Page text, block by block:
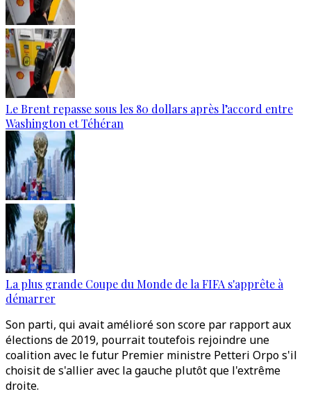
Le Brent repasse sous les 80 dollars après l’accord entre
Washington et Téhéran
La plus grande Coupe du Monde de la FIFA s'apprête à
démarrer
Son parti, qui avait amélioré son score par rapport aux
élections de 2019, pourrait toutefois rejoindre une
coalition avec le futur Premier ministre Petteri Orpo s'il
choisit de s'allier avec la gauche plutôt que l'extrême
droite.